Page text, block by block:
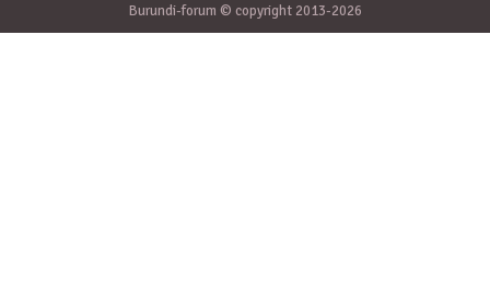
Burundi-forum © copyright 2013-2026